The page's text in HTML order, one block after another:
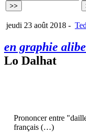
jeudi 23 août 2018 -
en graphie
Lo Dalhat
Prononcer entre
français (…)